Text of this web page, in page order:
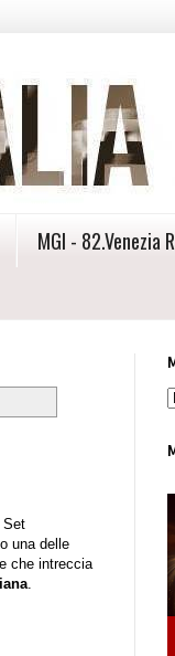
MGI - 82.Venezia
Set
una delle
che intreccia
.